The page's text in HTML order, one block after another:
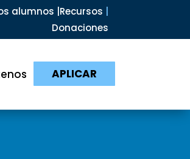
alumnos | Recursos
Donaciones
APLICAR